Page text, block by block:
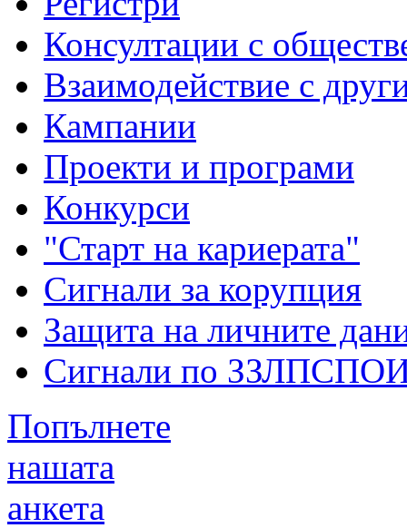
Консултации с
Взаимодействие с
Кампании
Проекти и програми
Конкурси
"Старт на кариерата"
Сигнали за корупция
Защита на личните
Сигнали по
Попълнете
нашата
анкета